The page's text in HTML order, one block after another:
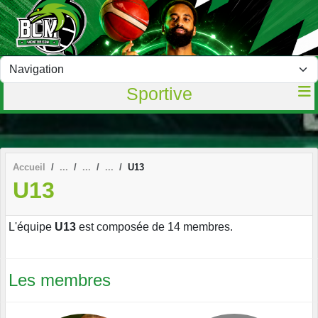
Sportive
Accueil U13
U13
L'équipe U13 est composée de 14 membres.
Les membres
Panneau de gestion des cookies